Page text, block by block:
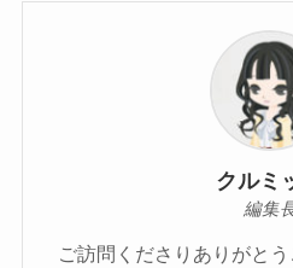
クルミ
編集
ご訪問くださりありがと